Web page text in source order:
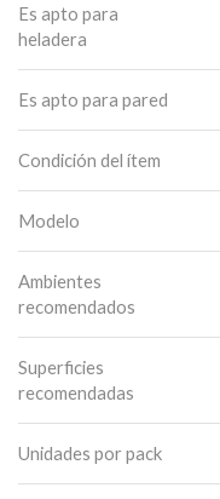
Es apto para
heladera
Es apto para pared
Condición del ítem
Modelo
Ambientes
recomendados
Superficies
recomendadas
Unidades por pack